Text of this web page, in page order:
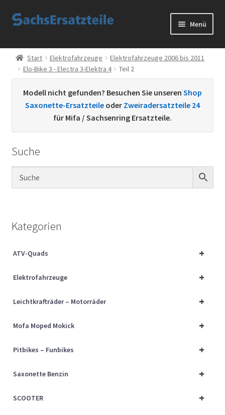
Zur
Zum
Menü
Start
AGB
Datenschutzerklärung
Kontakt
Sachs Ersatzteile
Über uns
Start Elektrofahrzeuge
Elektrofahrzeuge 2006 bis 2011
Elo-Bike 3 - Electra 3-Elektra 4
Teil 2
Modell nicht gefunden? Besuchen Sie unseren Shop
Saxonette-Ersatzteile oder Zweiradersatzteile 24
für Mifa / Sachsenring Ersatzteile.
Suche
Kategorien
+
ATV-Quads
+
Elektrofahrzeuge
+
Leichtkrafträder – Motorräder
+
Mofa Moped Mokick
+
Pitbikes – Funbikes
+
Saxonette Benzin
+
SCOOTER